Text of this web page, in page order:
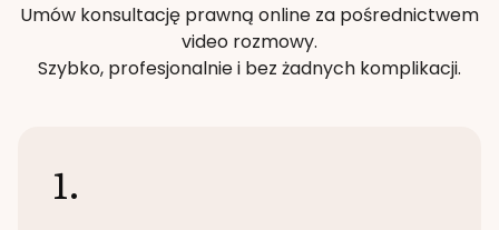
Umów konsultację prawną online za pośrednictwem
video rozmowy.
Szybko, profesjonalnie i bez żadnych komplikacji.
1.